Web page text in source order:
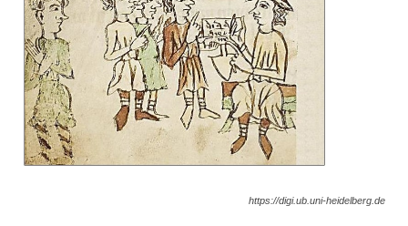
https://digi.ub.uni-heidelberg.de